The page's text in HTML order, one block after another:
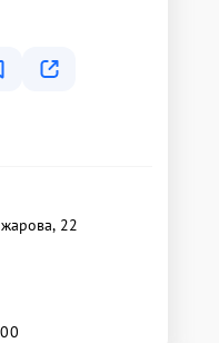
22